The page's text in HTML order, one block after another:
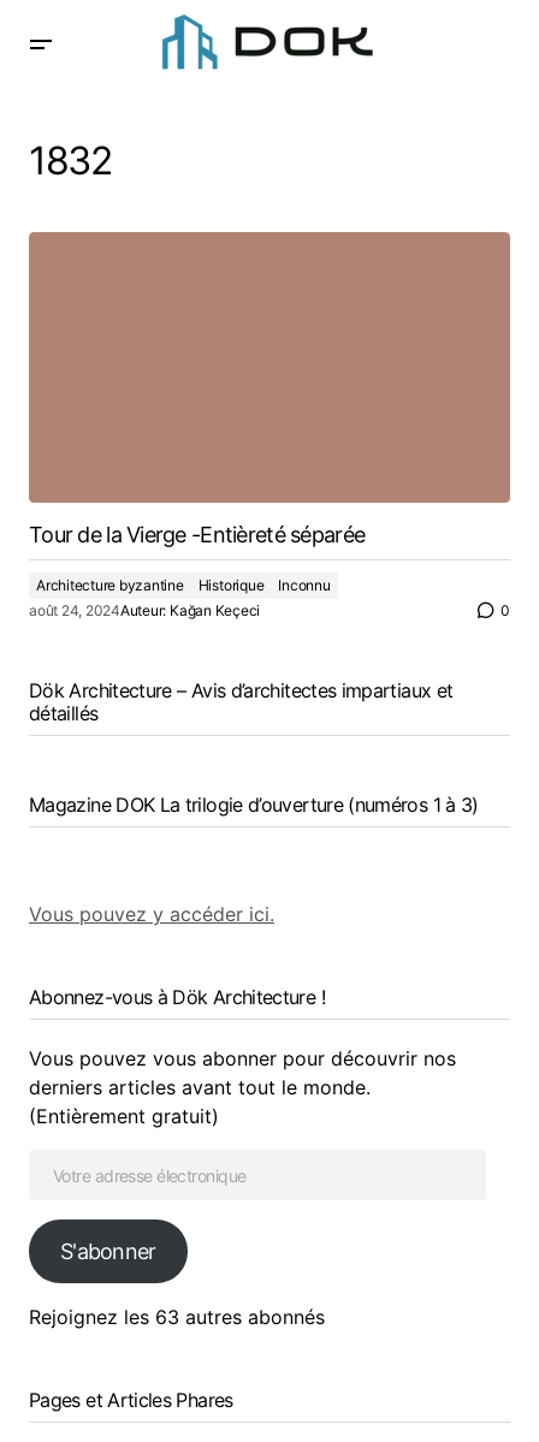
1832
Tour de la Vierge -Entièreté séparée
Architecture byzantine Historique
Inconnu
août 24, 2024Auteur: Kağan Keçeci 0
Dök Architecture – Avis d’architectes impartiaux et
détaillés
Magazine DOK La trilogie d’ouverture (numéros 1 à 3)
Vous pouvez y accéder ici.
Abonnez-vous à Dök Architecture !
Vous pouvez vous abonner pour découvrir nos
derniers articles avant tout le monde.
(Entièrement gratuit)
S'abonner
Rejoignez les 63 autres abonnés
Pages et Articles Phares